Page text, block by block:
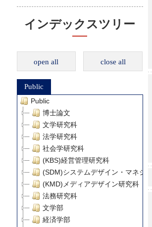
インデックスツリー
open all close all
Public
Public
博士論文
文学研究科
法学研究科
社会学研究科
(KBS)経営管理研究科
(SDM)システムデザイン・マネジメ
(KMD)メディアデザイン研究科
法務研究科
文学部
経済学部